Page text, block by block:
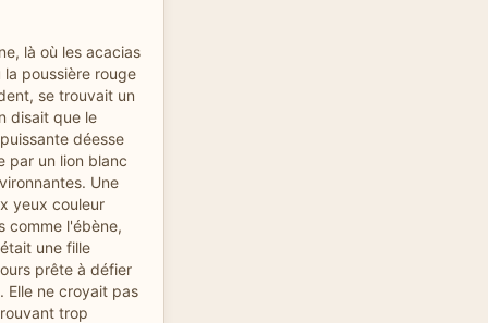
là où les acacias
poussière rouge
se trouvait un
disait que le
déesse
par un lion blanc
Une
yeux couleur
comme l'ébène,
une fille
prête à défier
Elle ne croyait pas
trop